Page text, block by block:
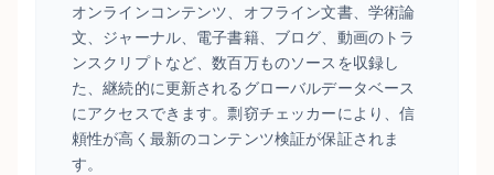
オンラインコンテンツ、オフライン文書、学術論
文、ジャーナル、電子書籍、ブログ、動画のトラ
ンスクリプトなど、数百万ものソースを収録し
た、継続的に更新されるグローバルデータベース
にアクセスできます。剽窃チェッカーにより、信
頼性が高く最新のコンテンツ検証が保証されま
す。